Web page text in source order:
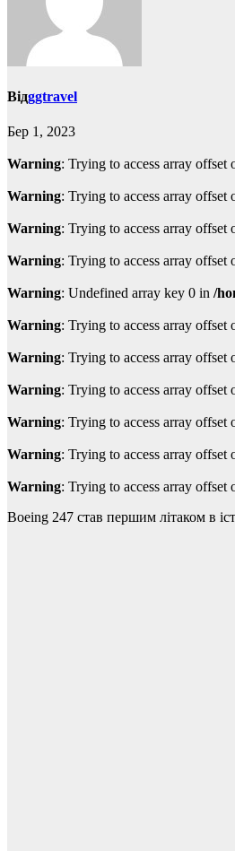
Відggtravel
Бер 1, 2023
Warning: Trying to access array offset
Warning: Trying to access array offset
Warning: Trying to access array offset
Warning: Trying to access array offset
Warning: Undefined array key 0 in /
Warning: Trying to access array offset
Warning: Trying to access array offset
Warning: Trying to access array offset
Warning: Trying to access array offset
Warning: Trying to access array offset
Warning: Trying to access array offset
Boeing 247 став першим літаком в